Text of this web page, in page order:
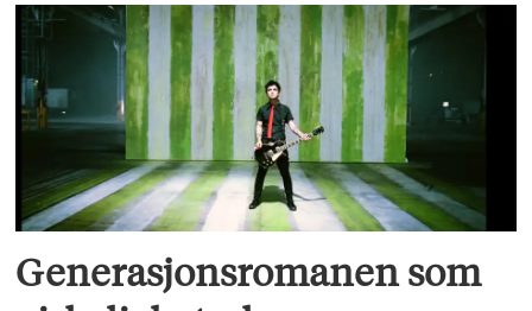
Generasjonsromanen som